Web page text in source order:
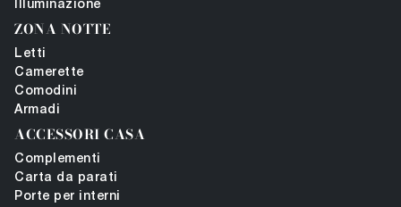
Illuminazione
ZONA NOTTE
Letti
Camerette
Comodini
Armadi
ACCESSORI CASA
Complementi
Carta da parati
Porte per interni